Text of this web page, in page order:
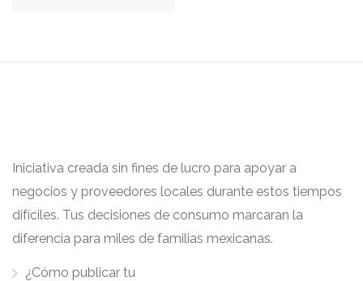
Iniciativa creada sin fines de lucro para apoyar a
negocios y proveedores locales durante estos tiempos
difíciles. Tus decisiones de consumo marcaran la
diferencia para miles de familias mexicanas.
¿Cómo publicar tu